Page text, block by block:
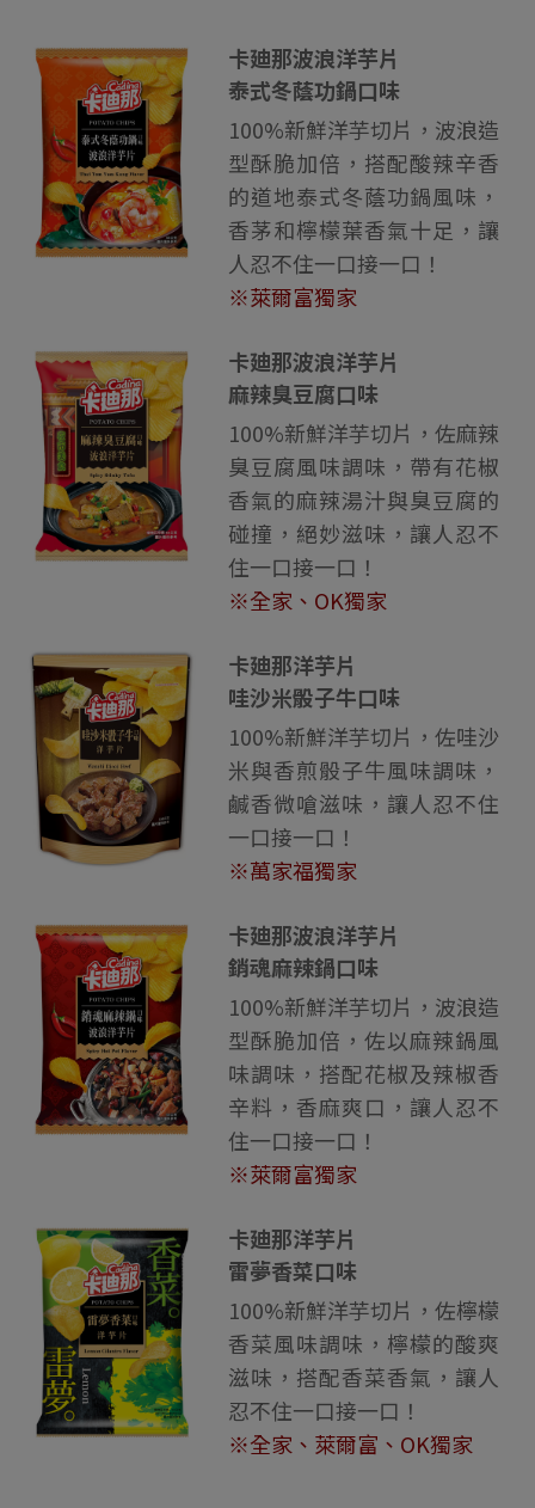
卡廸那波浪洋芋片
泰式冬蔭功鍋口味
100%新鮮洋芋切片，波浪造
型酥脆加倍，搭配酸辣辛香
的道地泰式冬蔭功鍋風味，
香茅和檸檬葉香氣十足，讓
人忍不住一口接一口！
※萊爾富獨家
卡廸那波浪洋芋片
麻辣臭豆腐口味
100%新鮮洋芋切片，佐麻辣
臭豆腐風味調味，帶有花椒
香氣的麻辣湯汁與臭豆腐的
碰撞，絕妙滋味，讓人忍不
住一口接一口！
※全家、OK獨家
卡廸那洋芋片
哇沙米骰子牛口味
100%新鮮洋芋切片，佐哇沙
米與香煎骰子牛風味調味，
鹹香微嗆滋味，讓人忍不住
一口接一口！
※萬家福獨家
卡廸那波浪洋芋片
銷魂麻辣鍋口味
100%新鮮洋芋切片，波浪造
型酥脆加倍，佐以麻辣鍋風
味調味，搭配花椒及辣椒香
辛料，香麻爽口，讓人忍不
住一口接一口！
※萊爾富獨家
卡廸那洋芋片
雷夢香菜口味
100%新鮮洋芋切片，佐檸檬
香菜風味調味，檸檬的酸爽
滋味，搭配香菜香氣，讓人
忍不住一口接一口！
※全家、萊爾富、OK獨家